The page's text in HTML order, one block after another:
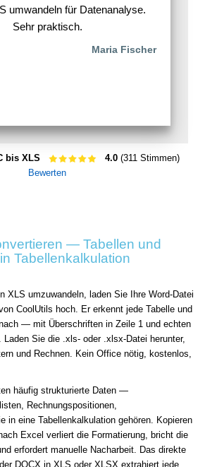
umwandeln für Datenanalyse.
Sehr praktisch.
Maria Fischer
bis XLS 4.0 (311 Stimmen)
Bewerten
— Tabellen und
Tabellenkalkulation
XLS umzuwandeln, laden Sie Ihre Word-Datei
CoolUtils hoch. Er erkennt jede Tabelle und
— mit Überschriften in Zeile 1 und echten
Laden Sie die .xls- oder .xlsx-Datei herunter,
und Rechnen. Kein Office nötig, kostenlos,
häufig strukturierte Daten —
Rechnungspositionen,
in eine Tabellenkalkulation gehören. Kopieren
Excel verliert die Formatierung, bricht die
erfordert manuelle Nacharbeit. Das direkte
DOCX in XLS oder XLSX extrahiert jede